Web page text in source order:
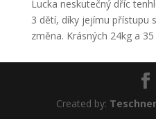
Lucka neskutečný dříc
3 dětí, díky jejímu přístupu
změna. Krásných 24kg a
Created by: